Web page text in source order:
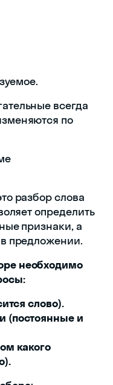
всегда
по
разбор слова
определить
признаки, а
предложении.
необходимо
слово).
(постоянные и
какого